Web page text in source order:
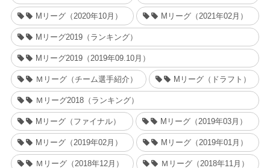
Mリーグ（2020年10月） Mリーグ（2021年02月）
Mリーグ2019（ランキング）
Mリーグ2019（2019年09.10月）
Ｍリーグ（チーム選手紹介） Mリーグ（ドラフト）
Ｍリーグ2018（ランキング）
Mリーグ（ファイナル） Mリーグ（2019年03月）
Mリーグ（2019年02月） Mリーグ（2019年01月）
Ｍリーグ（2018年12月） Ｍリーグ（2018年11月）